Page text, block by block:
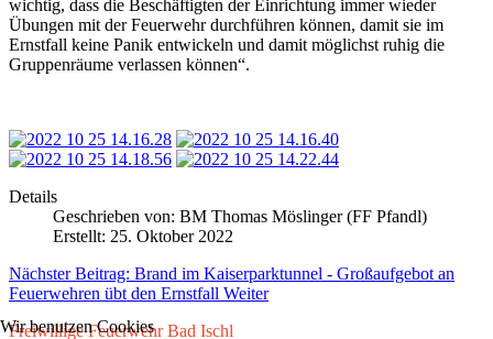
wichtig, dass die Beschäftigten der Einrichtung immer wieder
Übungen mit der Feuerwehr durchführen können, damit sie im
Ernstfall keine Panik entwickeln und damit möglichst ruhig die
Gruppenräume verlassen können“.
Details
Geschrieben von: BM Thomas Möslinger (FF Pfandl)
Erstellt: 25. Oktober 2022
Nächster Beitrag: Brand im Kaiserparktunnel - Großaufgebot an
Feuerwehren übt den Ernstfall Weiter
Freiwillige Feuerwehr Bad Ischl
Wir benutzen Cookies